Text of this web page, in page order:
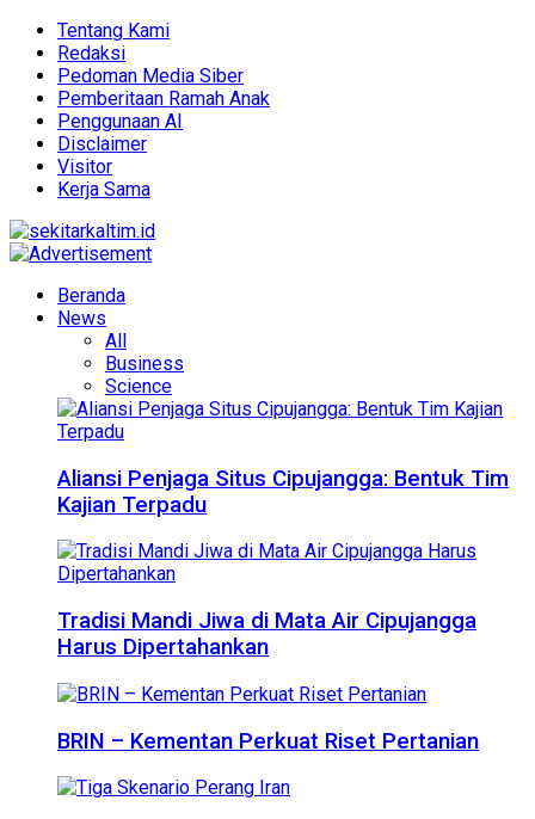
Tentang Kami
Redaksi
Pedoman Media Siber
Pemberitaan Ramah Anak
Penggunaan AI
Disclaimer
Visitor
Kerja Sama
Beranda
News
All
Business
Science
Aliansi Penjaga Situs Cipujangga: Bentuk Tim
Kajian Terpadu
Tradisi Mandi Jiwa di Mata Air Cipujangga
Harus Dipertahankan
BRIN – Kementan Perkuat Riset Pertanian